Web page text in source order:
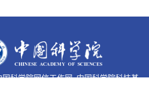
科学院网信工作网 中国科学院科技基